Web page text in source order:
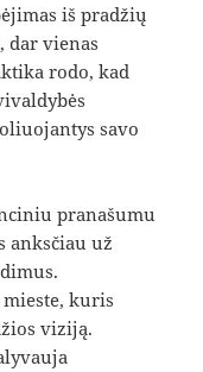
iš pradžių
dar vienas
rodo, kad
savo
pranašumu
anksčiau už
kuris
viziją.